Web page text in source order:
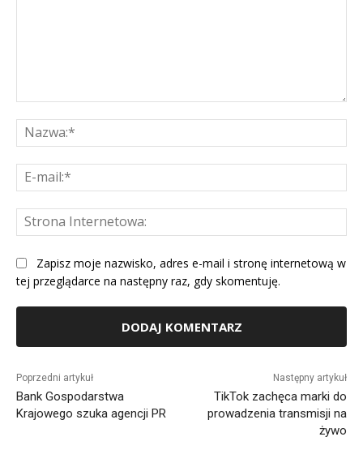
Zapisz moje nazwisko, adres e-mail i stronę internetową w
tej przeglądarce na następny raz, gdy skomentuję.
Poprzedni artykuł
Bank Gospodarstwa
Krajowego szuka agencji PR
Następny artykuł
TikTok zachęca marki do
prowadzenia transmisji na
żywo